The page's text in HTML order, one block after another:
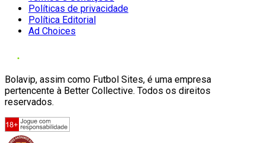
Políticas de privacidade
Política Editorial
Ad Choices
Bolavip, assim como Futbol Sites, é uma empresa
pertencente à Better Collective. Todos os direitos
reservados.